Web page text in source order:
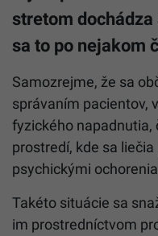
stretom
sa to po nejakom
Samozrejme, že sa
správaním pacientov,
fyzického napadnutia,
prostredí, kde sa
psychickými
Takéto situácie sa
im prostredníctvom